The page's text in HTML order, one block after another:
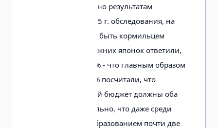
женщин. Так, согласно результатам
проведённого в 2015 г. обследования, на
вопрос «Кто должен быть кормильцем
семьи?» 45,6 % замужних японок ответили,
что только муж, 34 % - что главным образом
муж, и только 11,5 % посчитали, что
наполнять семейный бюджет должны оба
супруга. Примечательно, что даже среди
японок с высшим образованием почти две